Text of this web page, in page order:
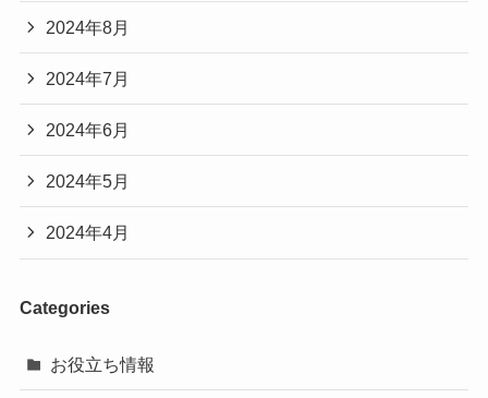
2024年8月
2024年7月
2024年6月
2024年5月
2024年4月
Categories
お役立ち情報